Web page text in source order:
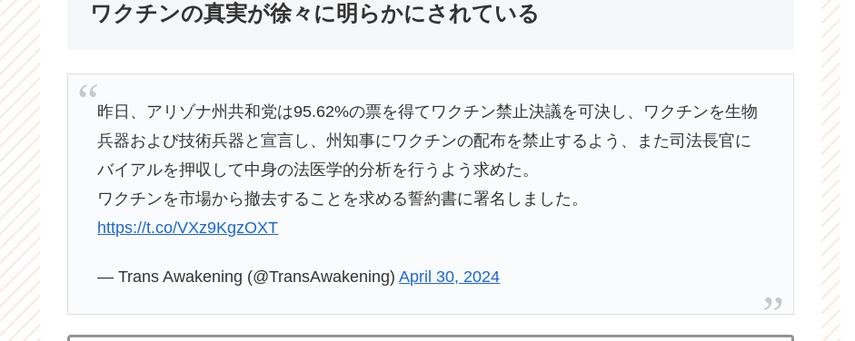
ワクチンの真実が徐々に明らかにされている
昨日、アリゾナ州共和党は95.62%の票を得てワクチン禁止決議を可決し、ワクチンを生物
兵器および技術兵器と宣言し、州知事にワクチンの配布を禁止するよう、また司法長官に
バイアルを押収して中身の法医学的分析を行うよう求めた。
ワクチンを市場から撤去することを求める誓約書に署名しました。
https://t.co/VXz9KgzOXT
— Trans Awakening (@TransAwakening)April 30, 2024